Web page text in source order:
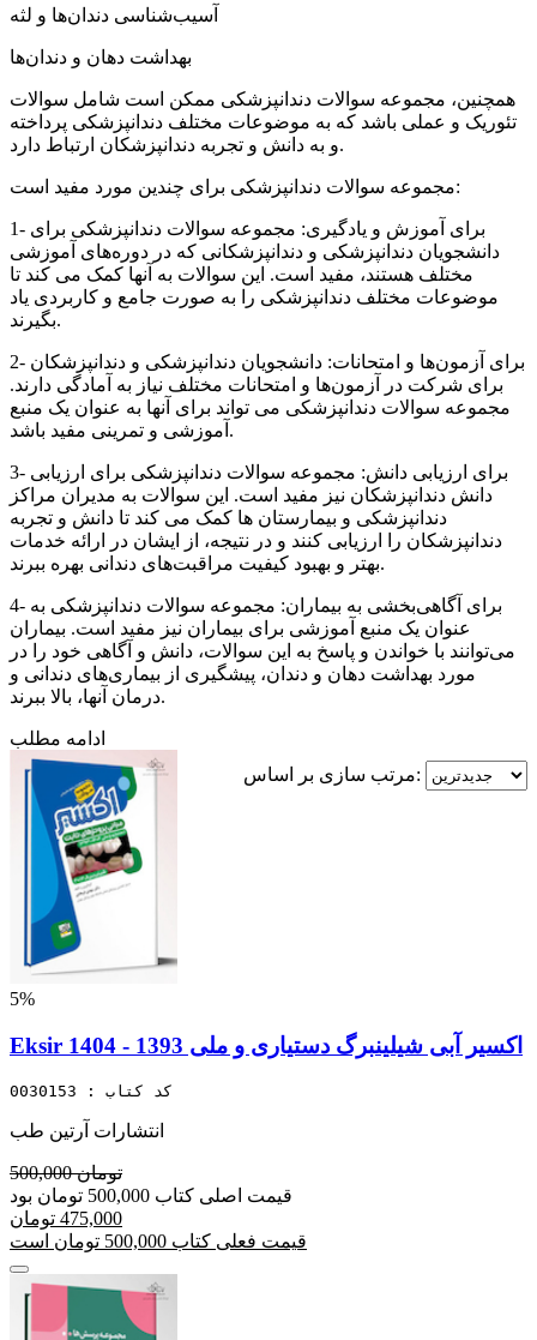
آسیب‌شناسی دندان‌ها و لثه
بهداشت دهان و دندان‌ها
همچنین، مجموعه سوالات دندانپزشکی ممکن است شامل سوالات
تئوریک و عملی باشد که به موضوعات مختلف دندانپزشکی پرداخته
و به دانش و تجربه دندانپزشکان ارتباط دارد.
مجموعه سوالات دندانپزشکی برای چندین مورد مفید است:
1- برای آموزش و یادگیری: مجموعه سوالات دندانپزشکی برای
دانشجویان دندانپزشکی و دندانپزشکانی که در دوره‌های آموزشی
مختلف هستند، مفید است. این سوالات به آنها کمک می کند تا
موضوعات مختلف دندانپزشکی را به صورت جامع و کاربردی یاد
بگیرند.
2- برای آزمون‌ها و امتحانات: دانشجویان دندانپزشکی و دندانپزشکان
برای شرکت در آزمون‌ها و امتحانات مختلف نیاز به آمادگی دارند.
مجموعه سوالات دندانپزشکی می تواند برای آنها به عنوان یک منبع
آموزشی و تمرینی مفید باشد.
3- برای ارزیابی دانش: مجموعه سوالات دندانپزشکی برای ارزیابی
دانش دندانپزشکان نیز مفید است. این سوالات به مدیران مراکز
دندانپزشکی و بیمارستان ها کمک می کند تا دانش و تجربه
دندانپزشکان را ارزیابی کنند و در نتیجه، از ایشان در ارائه خدمات
بهتر و بهبود کیفیت مراقبت‌های دندانی بهره ببرند.
4- برای آگاهی‌بخشی به بیماران: مجموعه سوالات دندانپزشکی به
عنوان یک منبع آموزشی برای بیماران نیز مفید است. بیماران
می‌توانند با خواندن و پاسخ به این سوالات، دانش و آگاهی خود را در
مورد بهداشت دهان و دندان، پیشگیری از بیماری‌های دندانی و
درمان آنها، بالا ببرند.
ادامه مطلب
مرتب سازی بر اساس:
5%
Eksir اکسیر آبی شیلینبرگ دستیاری و ملی 1393 - 1404
کد کتاب : 0030153
انتشارات آرتین طب
500,000 تومان
قیمت اصلی کتاب 500,000 تومان بود
475,000 تومان
قیمت فعلی کتاب 500,000 تومان است